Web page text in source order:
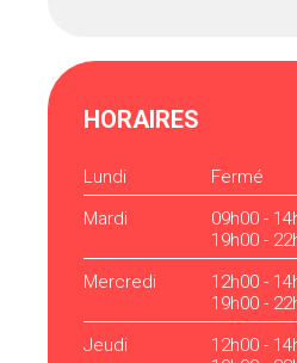
HORAIRES
Lundi
Fermé
Mardi
09h00 -
19h00 -
Mercredi
12h00 -
19h00 -
Jeudi
12h00 -